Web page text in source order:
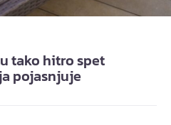
tako hitro spet
pojasnjuje